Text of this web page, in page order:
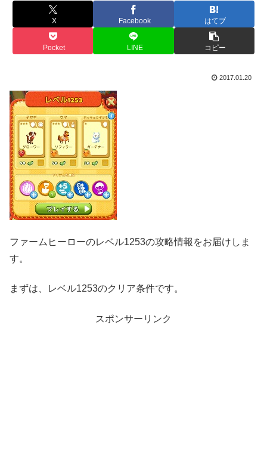
X Facebook はてブ
Pocket LINE コピー
2017.01.20
ファームヒーローのレベル1253の攻略情報をお届けしま
す。
まずは、レベル1253のクリア条件です。
スポンサーリンク